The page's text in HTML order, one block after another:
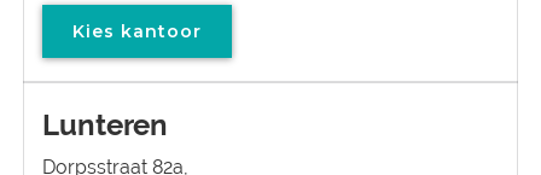
Kies kantoor
Lunteren
Dorpsstraat 82a,